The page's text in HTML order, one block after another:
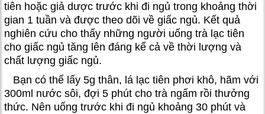
tiên hoặc giả dược trước khi đi ngủ trong khoảng thời
gian 1 tuần và được theo dõi về giấc ngủ. Kết quả
nghiên cứu cho thấy những người uống trà lạc tiên
cho giấc ngủ tăng lên đáng kể cả về thời lượng và
chất lượng giấc ngủ.
Bạn có thể lấy 5g thân, lá lạc tiên phơi khô, hãm với
300ml nước sôi, đợi 5 phút cho trà ngấm rồi thưởng
thức. Nên uống trước khi đi ngủ khoảng 30 phút và